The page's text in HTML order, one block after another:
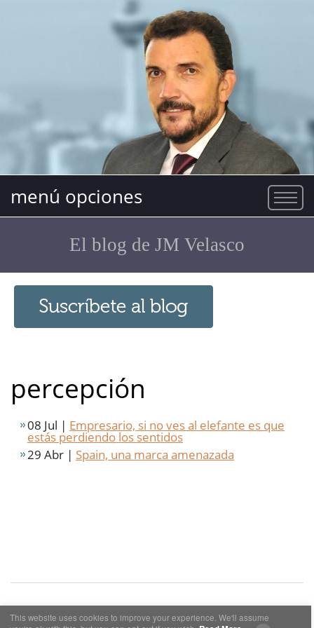
menú opciones
El blog de JM Velasco
percepción
08 Jul | Empresario, si no ves al elefante es que
estás perdiendo los sentidos
29 Abr | Spain, una marca amenazada
This website uses cookies to improve your experience. We'll assume